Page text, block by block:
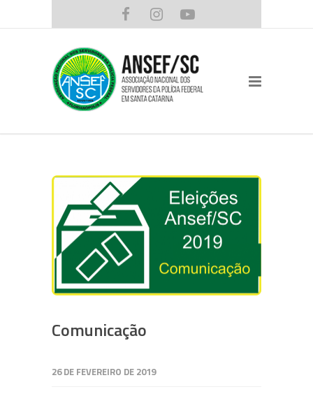
Comunicação
26 DE FEVEREIRO DE 2019